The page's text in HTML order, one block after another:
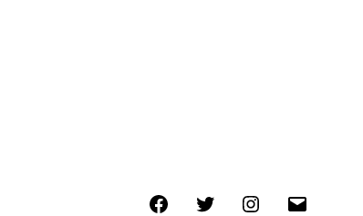
FacebookTwitter Instagram